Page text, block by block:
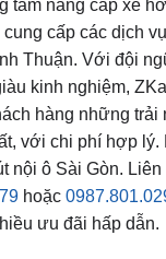
tâm nâng cấp xe
cấp các dịch
Thuận. Với đội
kinh nghiệm,
hàng những trải
với chi phí hợp lý.
nội ô Sài Gòn. Liên
hoặc
ưu đãi hấp dẫn.